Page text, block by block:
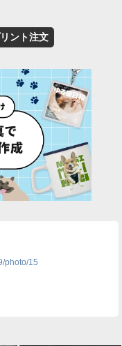
ント注文
photo/15